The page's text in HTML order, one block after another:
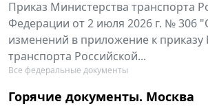
Приказ Министерства транспорта
Федерации от 2 июля 2026 г. № 306
изменений в приложение к приказу
транспорта Российской...
Все федеральные документы
Горячие документы. Москва